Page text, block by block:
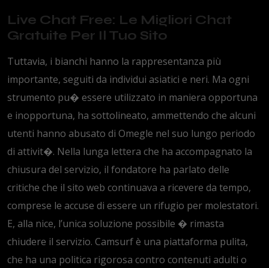
Live Chat Free: Le Migliori Chat
Gratuite Per Il Tuo Sito
Tuttavia, i bianchi hanno la rappresentanza più
importante, seguiti da individui asiatici e neri. Ma ogni
strumento pu� essere utilizzato in maniera opportuna
e inopportuna, ha sottolineato, ammettendo che alcuni
utenti hanno abusato di Omegle nel suo lungo periodo
di attivit�. Nella lunga lettera che ha accompagnato la
chiusura del servizio, il fondatore ha parlato delle
critiche che il sito web continuava a ricevere da tempo,
comprese le accuse di essere un rifugio per molestatori.
E, alla nice, l’unica soluzione possibile � rimasta
chiudere il servizio. Camsurf è una piattaforma pulita,
che ha una politica rigorosa contro contenuti adulti o